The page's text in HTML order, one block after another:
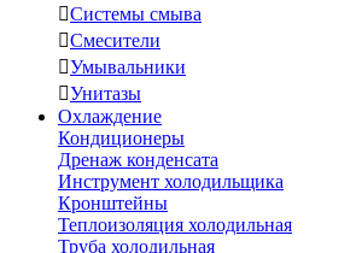
Системы смыва
Смесители
Умывальники
Унитазы
Охлаждение
Кондиционеры
Дренаж конденсата
Инструмент холодильщика
Кронштейны
Теплоизоляция холодильная
Труба холодильная